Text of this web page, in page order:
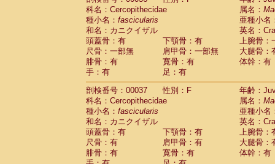
Cercopithecidae Colobus polykomos
Cercopithecidae Piliocolobus badius
Cercopithecidae Kasi senex vetulus(1)
CercopithecidaeKasi senex
CercopithecidaeNasalis larvatus(0)
CercopithecidaePresbytes
CercopithecidaePygathrix nemaeus
CercopithecidaeSemnopithecus
Cercopithecidae
Trachypithecus
Cercopithecidae
Trachypithecus
Cercopithecidae
Trachypithecus
CercopithecidaeTrachypithecus
CercopithecidaeColobinae spp.(0)
CercopithecidaePresbytesinaespp.(0)
科名：Cercopithecidae
属名：
種小名： fascicularis
亜種小名
和名：カニクイザル
英名：
頭蓋骨：有
下顎骨：有
上腕骨：
尺骨：一部無
肩甲骨：一部無
大腿骨：
腓骨：有
寛骨：有
体幹：有
手：有
足：有
剖検番号：00037
性別：F
年齢：
科名：Cercopithecidae
属名：
種小名： fascicularis
亜種小名
和名：カニクイザル
英名：
頭蓋骨：有
下顎骨：有
上腕骨：
尺骨：有
肩甲骨：有
大腿骨：
腓骨：有
寛骨：有
体幹：有